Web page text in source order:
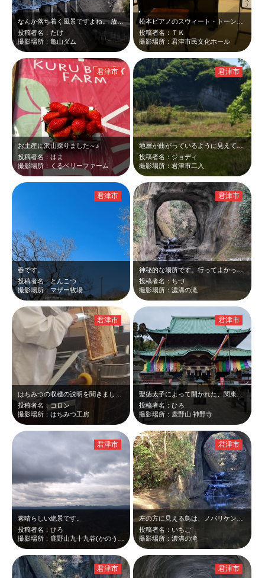
なんか落ち着く風景ですよね。 放流時も見てみたくなり、また来たいと思います。
投稿者名：たけ
撮影場所：亀山ダム
投稿者名：ＴＫ
撮影場所：君津市民文化ホール
お土産に沢山採りました～♪
投稿者名：はま
撮影場所：くるベリーファーム
君津市
地層が曲がっているように見えて曲がってない、不思議な地層。バームクーヘンみたい…
投稿者名：ジョディ
撮影場所：君津市二入
君津市
春です。
投稿者名：とんこつ
撮影場所：マザー牧場
君津市
神秘的な場所です。行ってよかったです。ぜひ正面から見てください。
投稿者名：ちづ
撮影場所：濃溝の滝
君津市
投稿者名：コロン
撮影場所：はちみつ工房
君津市
聖徳太子によって開かれた、関東最古のお寺だそうです。静かで落ち着いたお寺です。
投稿者名：ひろ
撮影場所：鹿野山 神野寺
君津市
素晴らしい絶景です。
投稿者名：ひろ
君津市
投稿者名：いちご
撮影場所：濃溝の滝
君津市
君津市 君津市